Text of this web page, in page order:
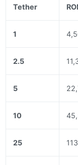
Tether
1
2.5
5
10
25